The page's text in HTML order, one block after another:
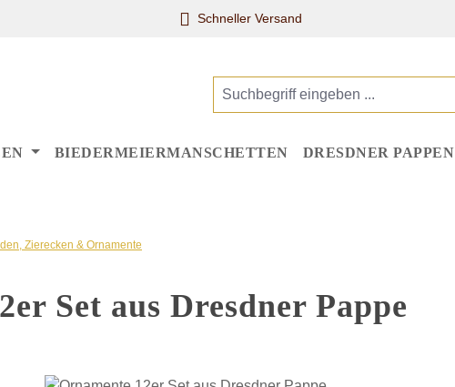
Schneller Versand
BIEDERMEIERMANSCHETTEN DRESDNER PAPPEN
Zierecken & Ornamente
Set aus Dresdner Pappe